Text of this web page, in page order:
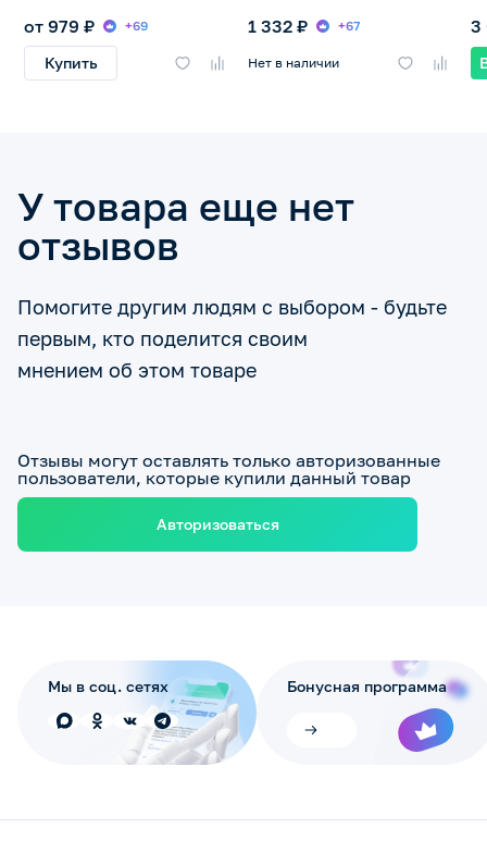
от 979 ₽ +69
Купить
1 332 ₽ +67
Нет в наличии
3
У товара еще нет
отзывов
Помогите другим людям с выбором - будьте
первым, кто поделится своим
мнением об этом товаре
Отзывы могут оставлять только авторизованные
пользователи, которые купили данный товар
Авторизоваться
Мы в соц. сетях Бонусная программа